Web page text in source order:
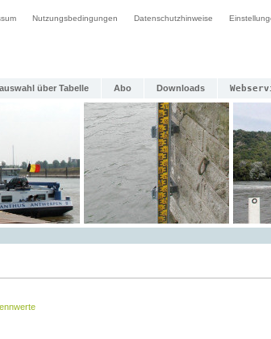
Nutzungsbedingungen Datenschutzhinweise
über Tabelle Abo Downloads